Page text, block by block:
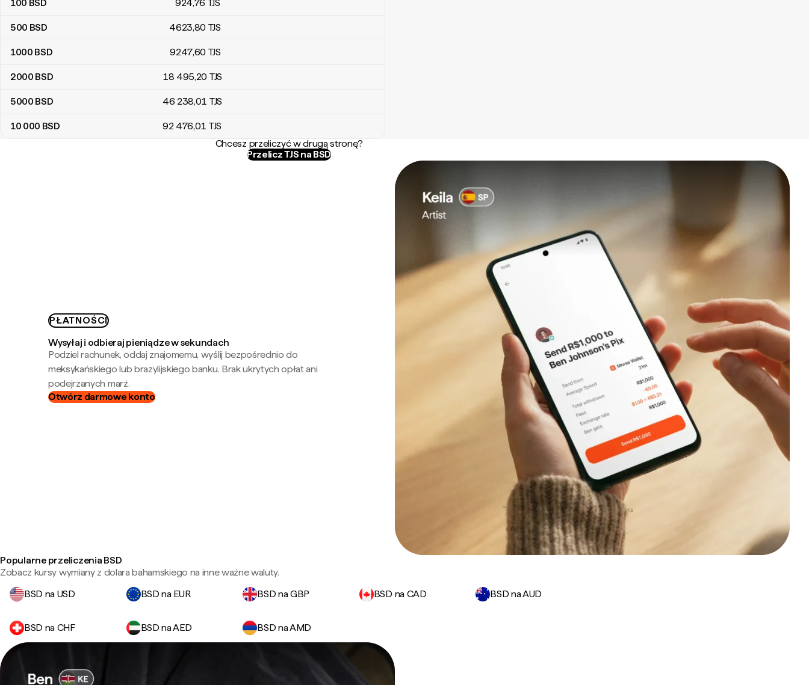
100 BSD 924,76 TJS
500 BSD 4623,80 TJS
1000 BSD 9247,60 TJS
2000 BSD 18 495,20 TJS
5000 BSD 46 238,01 TJS
10 000 BSD 92 476,01 TJS
Chcesz przeliczyć w drugą stronę?
Przelicz TJS na BSD
PŁATNOŚCI
Wysyłaj i odbieraj pieniądze w sekundach
Podziel rachunek, oddaj znajomemu, wyślij bezpośrednio do
meksykańskiego lub brazylijskiego banku. Brak ukrytych opłat ani
podejrzanych marż.
Otwórz darmowe konto
Popularne przeliczenia BSD
Zobacz kursy wymiany z dolara bahamskiego na inne ważne waluty.
BSD na USD
BSD na EUR BSD na GBP BSD na CAD BSD na AUD
BSD na CHF BSD na AED BSD na AMD